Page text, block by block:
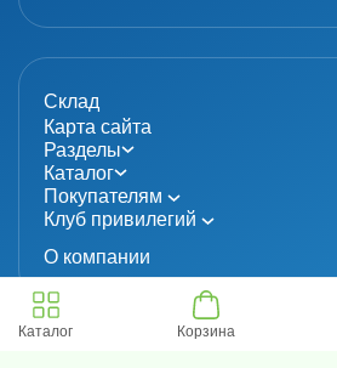
Склад
Карта сайта
Разделы
Каталог
Покупателям
Клуб привилегий
О компании
© 2024 «MolecuLab». Все права
Каталог Корзина